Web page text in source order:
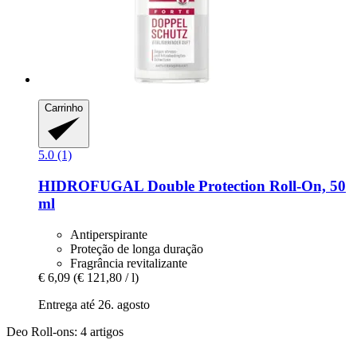
Carrinho
5.0 (1)
HIDROFUGAL Double Protection Roll-​On, 50
ml
Antiperspirante
Proteção de longa duração
Fragrância revitalizante
€ 6,09 (€ 121,80 / l)
Entrega até 26. agosto
Deo Roll-ons: 4 artigos